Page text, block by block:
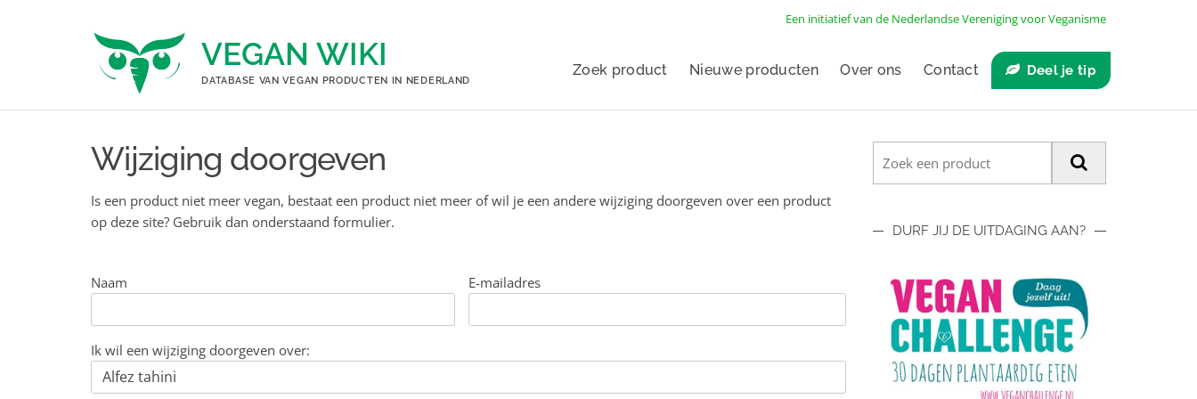
Een initiatief van de Nederlandse Vereniging voor Veganisme
VEGAN WIKI
DATABASE VAN VEGAN PRODUCTEN IN NEDERLAND
Zoek product Nieuwe producten Over ons Contact Deel je tip
Wijziging doorgeven
Is een product niet meer vegan, bestaat een product niet meer of wil je een andere wijziging doorgeven over een product
op deze site? Gebruik dan onderstaand formulier.
Naam E-mailadres
Ik wil een wijziging doorgeven over:
DURF JIJ DE UITDAGING AAN?